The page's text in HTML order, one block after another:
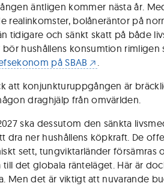
äntligen kommer nästa år.
realinkomster, bolåneräntor på
tidigare och sänkt skatt på både
hushållens konsumtion rimligen
på SBAB
.
att konjunkturuppgången är
draghjälp från omvärlden.
ska dessutom den sänkta
dra ner hushållens köpkraft. De
sett, tungviktarländer försämras
till det globala ränteläget. Här är
Men det är viktigt att nuvarande